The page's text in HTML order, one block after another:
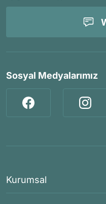
Sosyal Medyalarımız
Kurumsal